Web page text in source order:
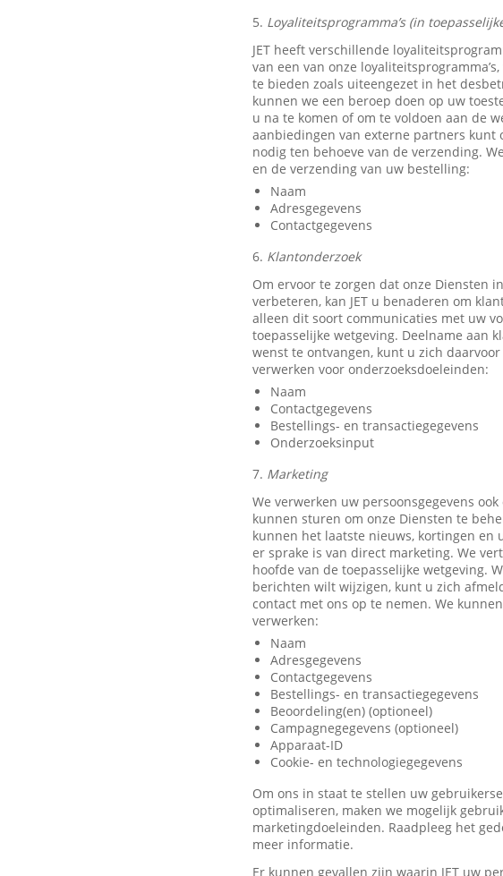
5. Loyaliteitsprogramma’s (in
JET heeft verschillende
van een van onze
te bieden zoals uiteengezet in het
kunnen we een beroep doen op uw
u na te komen of om te voldoen aan de
aanbiedingen van externe partners kunt
nodig ten behoeve van de verzending.
en de verzending van uw bestelling:
Naam
Adresgegevens
Contactgegevens
6. Klantonderzoek
Om ervoor te zorgen dat onze Diensten
verbeteren, kan JET u benaderen om
alleen dit soort communicaties met uw
toepasselijke wetgeving. Deelname aan
wenst te ontvangen, kunt u zich
verwerken voor onderzoeksdoeleinden:
Naam
Contactgegevens
Bestellings- en transactiegegevens
Onderzoeksinput
7. Marketing
We verwerken uw persoonsgegevens
kunnen sturen om onze Diensten te
kunnen het laatste nieuws, kortingen en
er sprake is van direct marketing. We
hoofde van de toepasselijke wetgeving.
berichten wilt wijzigen, kunt u zich
contact met ons op te nemen. We
verwerken:
Naam
Adresgegevens
Contactgegevens
Bestellings- en transactiegegevens
Beoordeling(en) (optioneel)
Campagnegegevens (optioneel)
Apparaat-ID
Cookie- en technologiegegevens
Om ons in staat te stellen uw
optimaliseren, maken we mogelijk
marketingdoeleinden. Raadpleeg het
meer informatie.
Er kunnen gevallen zijn waarin JET uw